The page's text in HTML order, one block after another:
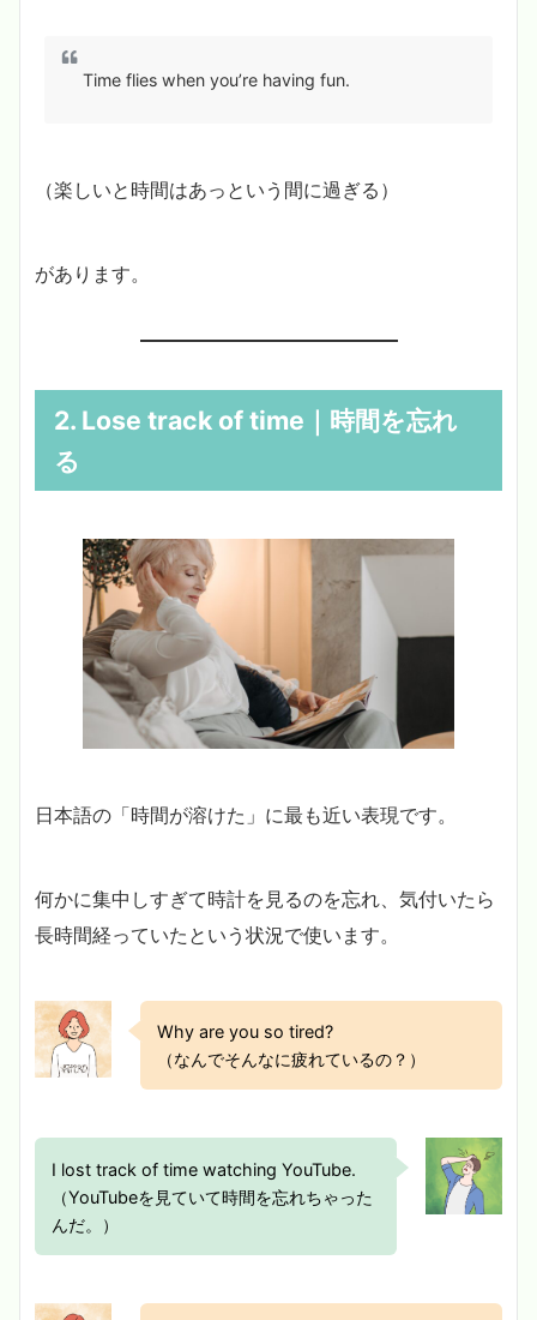
Time flies when you’re having fun.
（楽しいと時間はあっという間に過ぎる）
があります。
2. Lose track of time｜時間を忘れ
る
日本語の「時間が溶けた」に最も近い表現です。
何かに集中しすぎて時計を見るのを忘れ、気付いたら
長時間経っていたという状況で使います。
Why are you so tired?
（なんでそんなに疲れているの？）
I lost track of time watching YouTube.
（YouTubeを見ていて時間を忘れちゃった
んだ。）